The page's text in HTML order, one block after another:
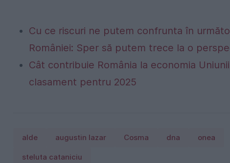
Cu ce riscuri ne putem confrunta în
României: Sper să putem trece la o
Cât contribuie România la economia
clasament pentru 2025
alde augustin lazar Cosma dna onea
steluta cataniciu